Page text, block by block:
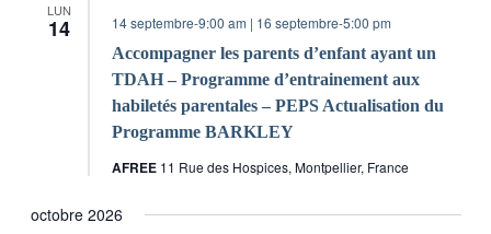
vues
LUN
14
Accompagner les parents d’enfant ayant un
TDAH – Programme d’entrainement aux
habiletés parentales – PEPS Actualisation du
Programme BARKLEY
14 septembre-9:00 am | 16 septembre-5:00 pm
AFREE 11 Rue des Hospices, Montpellier, France
octobre 2026